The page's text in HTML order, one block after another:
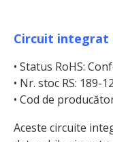
Circuit integrat
• Status RoHS:
• Nr. stoc RS: 189-
• Cod de
Aceste circuite